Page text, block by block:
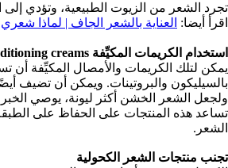
تجرد الشعر من الزيوت الطبيعية، وتؤدي
اقرأ أيضا: العناية بالشعر الجاف | لماذا
استخدام الكريمات المكيِّفة conditioning creams
يمكن لتلك الكريمات والأمصال المكيِّفة أن
بالسيليكون والبروتينات. ويمكن أن تضيف
ولجعل الشعر الخشن أكثر ليونة، يوصي
تساعد هذه المنتجات على الحفاظ على
الشعر.
تجنب منتجات الشعر الكحولية